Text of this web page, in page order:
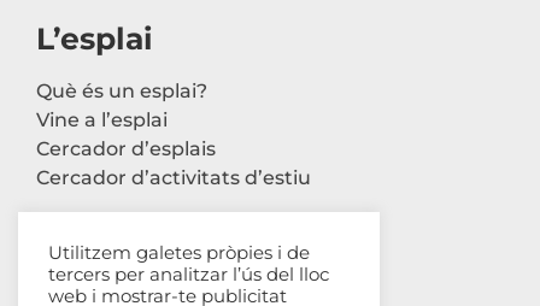
L’esplai
Què és un esplai?
Vine a l’esplai
Cercador d’esplais
Cercador d’activitats d’estiu
Contacte
Utilitzem galetes pròpies i de
tercers per analitzar l’ús del lloc
web i mostrar-te publicitat